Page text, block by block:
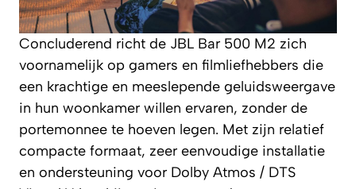
Concluderend richt de JBL Bar 500 M2 zich
voornamelijk op gamers en filmliefhebbers die
een krachtige en meeslepende geluidsweergave
in hun woonkamer willen ervaren, zonder de
portemonnee te hoeven legen. Met zijn relatief
compacte formaat, zeer eenvoudige installatie
en ondersteuning voor Dolby Atmos / DTS